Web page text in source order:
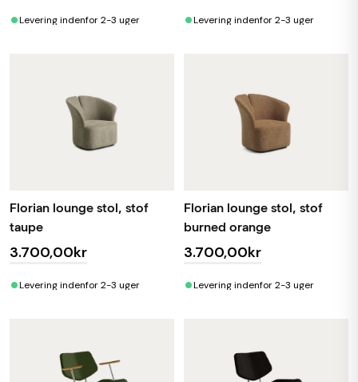
•Levering indenfor 2-3 uger •Levering indenfor 2-3 uger
Florian lounge stol, stof
taupe
3.700,00kr
•Levering indenfor 2-3 uger
Florian lounge stol, stof
burned orange
3.700,00kr
•Levering indenfor 2-3 uger